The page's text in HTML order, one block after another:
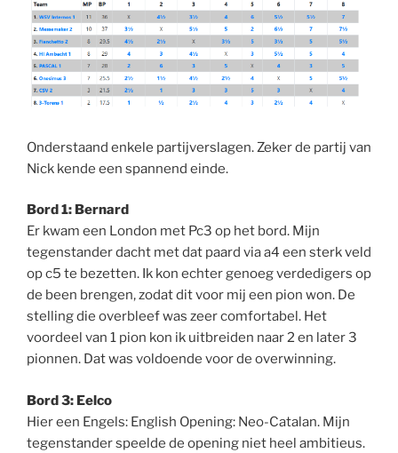
Onderstaand enkele partijverslagen. Zeker de partij van
Nick kende een spannend einde.
Bord 1: Bernard
Er kwam een London met Pc3 op het bord. Mijn
tegenstander dacht met dat paard via a4 een sterk veld
op c5 te bezetten. Ik kon echter genoeg verdedigers op
de been brengen, zodat dit voor mij een pion won. De
stelling die overbleef was zeer comfortabel. Het
voordeel van 1 pion kon ik uitbreiden naar 2 en later 3
pionnen. Dat was voldoende voor de overwinning.
Bord 3: Eelco
Hier een Engels: English Opening: Neo-Catalan. Mijn
tegenstander speelde de opening niet heel ambitieus.